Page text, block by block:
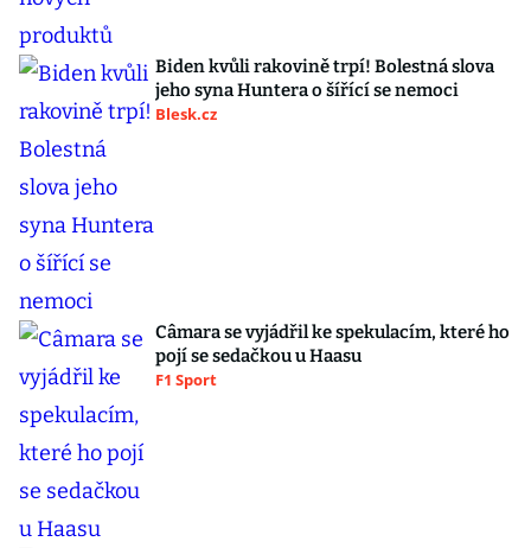
Biden kvůli rakovině trpí! Bolestná slova
jeho syna Huntera o šířící se nemoci
Blesk.cz
Câmara se vyjádřil ke spekulacím, které ho
pojí se sedačkou u Haasu
F1 Sport